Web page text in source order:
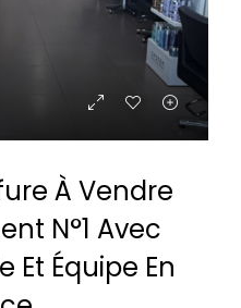
À Vendre
N°1 Avec
Et Équipe En